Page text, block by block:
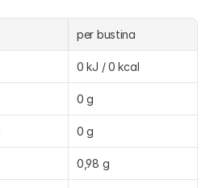
per bustina
0 kJ / 0 kcal
0 g
0 g
0,98 g